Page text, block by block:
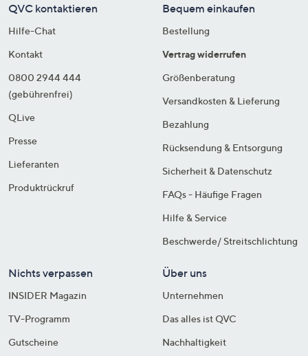
QVC kontaktieren
Hilfe-Chat
Kontakt
0800 2944 444
(gebührenfrei)
QLive
Presse
Lieferanten
Produktrückruf
Bequem einkaufen
Bestellung
Vertrag widerrufen
Größenberatung
Versandkosten & Lieferung
Bezahlung
Rücksendung & Entsorgung
Sicherheit & Datenschutz
FAQs - Häufige Fragen
Hilfe & Service
Beschwerde/ Streitschlichtung
Nichts verpassen
INSIDER Magazin
TV-Programm
Gutscheine
Über uns
Unternehmen
Das alles ist QVC
Nachhaltigkeit